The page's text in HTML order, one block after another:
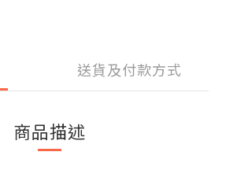
送貨及付款方式
商品描述